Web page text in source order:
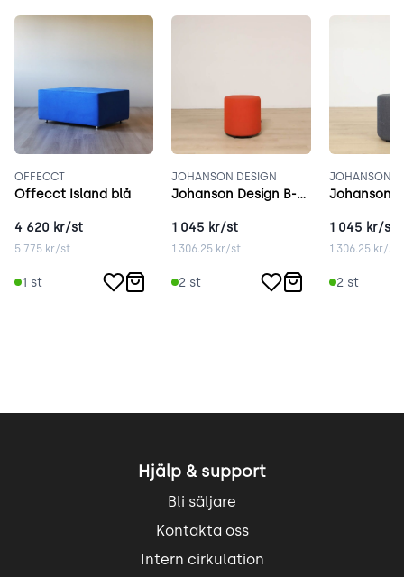
OFFECCT
Offecct Island blå
4 620 kr/st
5 775 kr/st
1 st
JOHANSON DESIGN
Johanson Design B-Bitz Bongo Röd
1 045 kr/st
1 306.25 kr/st
2 st
JOHANSON
1 045 kr/st
1 306.25kr/st
2st
Hjälp & support
Bli säljare
Kontakta oss
Intern cirkulation